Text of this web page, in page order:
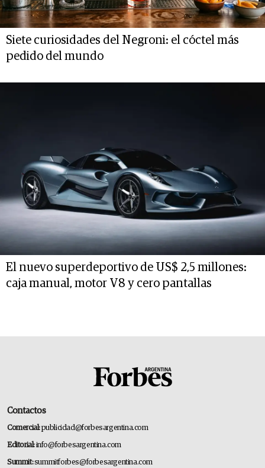
Siete curiosidades del Negroni: el cóctel más
pedido del mundo
El nuevo superdeportivo de US$ 2,5 millones:
caja manual, motor V8 y cero pantallas
Contactos
Comercial:publicidad@forbesargentina.com
Editorial:info@forbesargentina.com
Summit:summitforbes@forbesargentina.com